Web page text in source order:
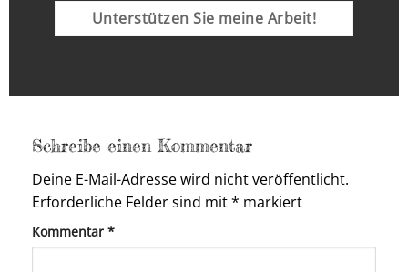
Unterstützen Sie meine Arbeit!
Schreibe einen Kommentar
Deine E-Mail-Adresse wird nicht veröffentlicht.
Erforderliche Felder sind mit* markiert
Kommentar *